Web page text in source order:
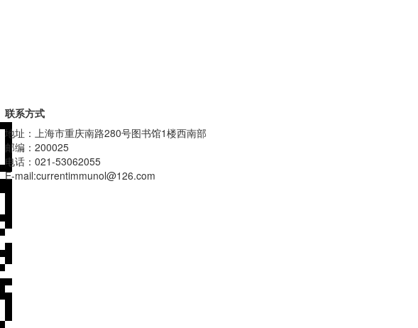
联系方式
地址：上海市重庆南路280号图书馆1楼西南部
邮编：200025
电话：021-53062055
E-mail:currentimmunol@126.com